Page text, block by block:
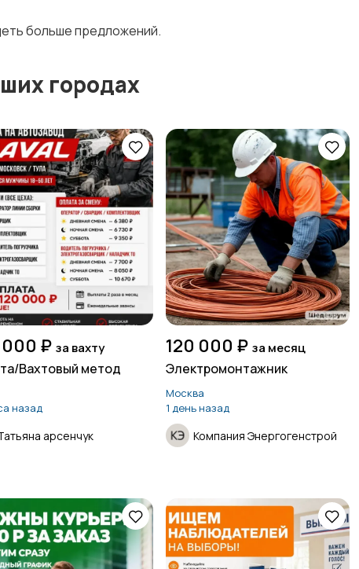
больше предложений.
городах
000 ₽ за вахту
Вахтовый метод
назад
арсенчук
120 000 ₽ за месяц
Электромонтажник
Москва
1 день назад
Компания Энергогенстрой